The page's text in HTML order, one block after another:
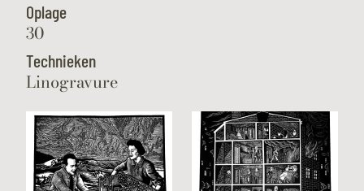
Oplage
30
Technieken
Linogravure